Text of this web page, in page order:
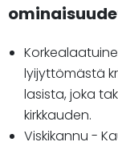
lyijyttömästä
lasista, joka
kirkkauden.
Viskikannu -